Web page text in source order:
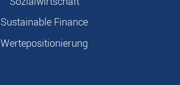
Sustainable Finance
Wertepositionierung